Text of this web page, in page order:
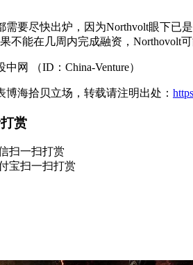
需要尽快出炉，因为Northvolt眼下已
不能在几周内完成融资，Northovolt
网 （ID：China-Venture）
海拾贝立场，转载请注明出处：
赏
扫一扫打赏
宝扫一扫打赏